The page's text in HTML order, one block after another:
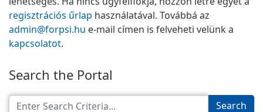
regisztrációs űrlap használatával. Továbbá az
admin@forpsi.hu e-mail címen is felveheti velünk a
kapcsolatot.
Search the Portal
Search